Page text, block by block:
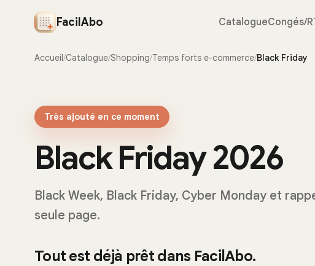
FacilAbo CatalogueCongés/
Accueil/Catalogue/Shopping/Temps forts e-commerce/Black Friday
Très ajouté en ce moment
Black Friday 2026
Black Week, Black Friday, Cyber Monday et
seule page.
Tout est déjà prêt dans FacilAbo.